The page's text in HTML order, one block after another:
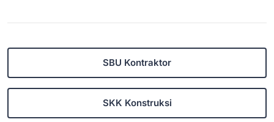
SBU Kontraktor
SKK Konstruksi